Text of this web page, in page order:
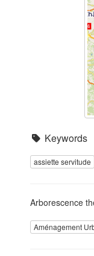
Keywords
assiette servitude
Arborescence
Aménagement